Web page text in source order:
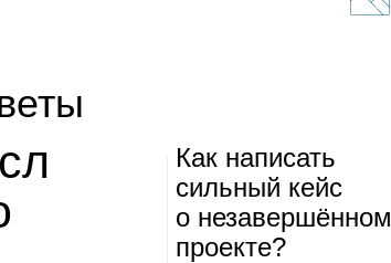
Как напи­сать
силь­ный кейс
о неза­вер­шён­ном
про­екте?